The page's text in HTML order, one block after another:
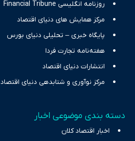
روزنامه انگلیسی Financial Tribune
مرکز همایش های دنیای اقتصاد
پایگاه خبری – تحلیلی دنیای بورس
هفته‌نامه تجارت فردا
انتشارات دنیای اقتصاد
مرکز نوآوری و شتابدهی دنیای اقتصاد
دسته بندی موضوعی اخبار
اخبار اقتصاد کلان